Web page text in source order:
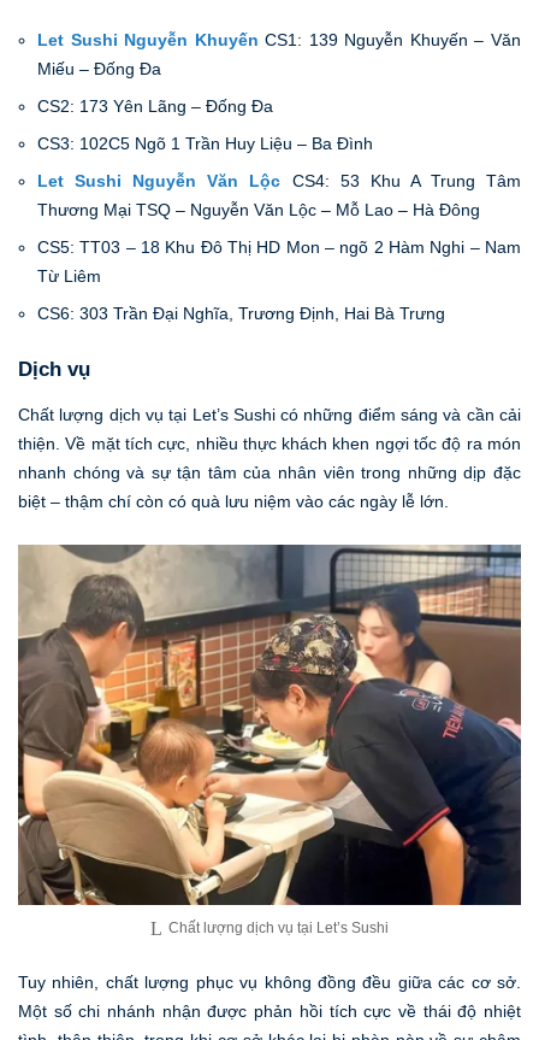
Let Sushi Nguyễn Khuyến CS1: 139 Nguyễn Khuyến – Văn
Miếu – Đống Đa
CS2: 173 Yên Lãng – Đống Đa
CS3: 102C5 Ngõ 1 Trần Huy Liệu – Ba Đình
Let Sushi Nguyễn Văn Lộc
CS4: 53 Khu A Trung Tâm
Thương Mại TSQ – Nguyễn Văn Lộc – Mỗ Lao – Hà Đông
CS5: TT03 – 18 Khu Đô Thị HD Mon – ngõ 2 Hàm Nghi – Nam
Từ Liêm
CS6: 303 Trần Đại Nghĩa, Trương Định, Hai Bà Trưng
Dịch vụ
Chất lượng dịch vụ tại Let’s Sushi có những điểm sáng và cần cải
thiện. Về mặt tích cực, nhiều thực khách khen ngợi tốc độ ra món
nhanh chóng và sự tận tâm của nhân viên trong những dịp đặc
biệt – thậm chí còn có quà lưu niệm vào các ngày lễ lớn.
Chất lượng dịch vụ tại Let’s Sushi
Tuy nhiên, chất lượng phục vụ không đồng đều giữa các cơ sở.
Một số chi nhánh nhận được phản hồi tích cực về thái độ nhiệt